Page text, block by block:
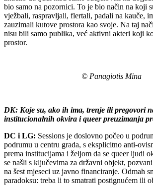
bio samo na pozornici. To je bio način na koji
vježbali, raspravljali, flertali, padali na kauče,
zauzimali kutove prostora kao svoje. Na taj
nisu bili samo publika, već aktivni akteri koji
prostor.
© Panagiotis Mina
DK: Koje su, ako ih ima, trenje ili pregovori
institucionalnih okvira i queer preuzimanja
DC i LG: Sessions je doslovno počeo u
podrumu u centru grada, s eksplicitno anti-
prema institucijama i željom da se queer ljudi
se našli s ključevima za državni objekt,
na šest mjeseci uz javno financiranje. Odmah
paradoksu: treba li to smatrati postignućem ili